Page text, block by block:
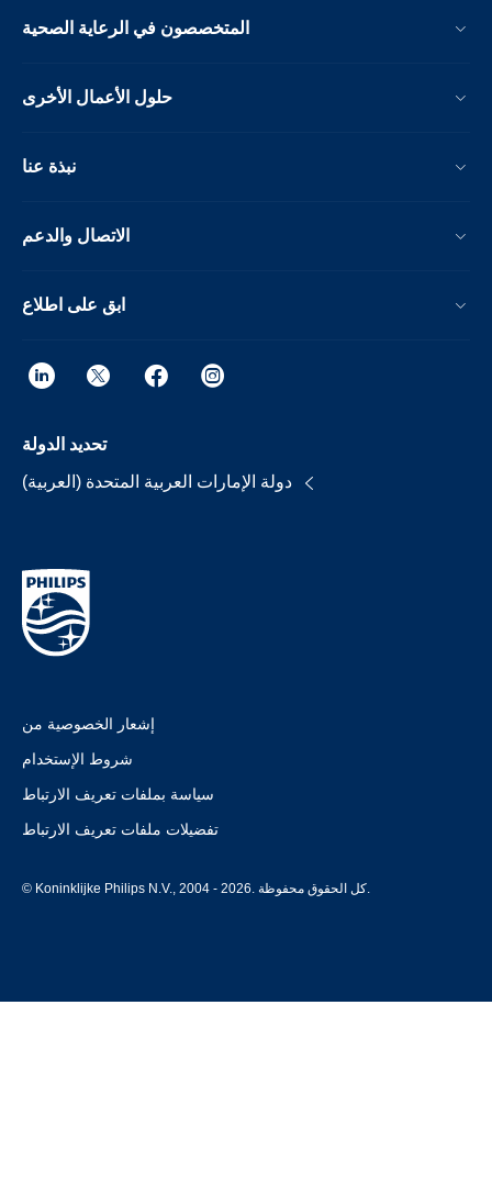
المتخصصون في الرعاية الصحية
حلول الأعمال الأخرى
نبذة عنا
الاتصال والدعم
ابق على اطلاع
تحديد الدولة
إشعار الخصوصية من
شروط الإستخدام
سياسة بملفات تعريف الارتباط
تفضيلات ملفات تعريف الارتباط
© Koninklijke Philips N.V., 2004 - 2026. كل الحقوق محفوظة.